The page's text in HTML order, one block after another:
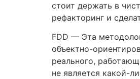
стоит держать в
рефакторинг и
FDD — Эта
объектно-
реального,
не является какой-